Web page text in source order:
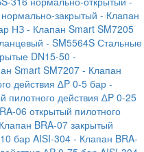
закрытый - Клапан
НЗ - Клапан Smart SM7205
- SM5564S Стальные
DN15-50 -
Smart SM7207 - Клапан
действия ∆P 0-5 бар-
пилотного действия ∆P 0-25
06 открытый пилотного
BRA-07 закрытый
бар AISI-304 - Клапан BRA-